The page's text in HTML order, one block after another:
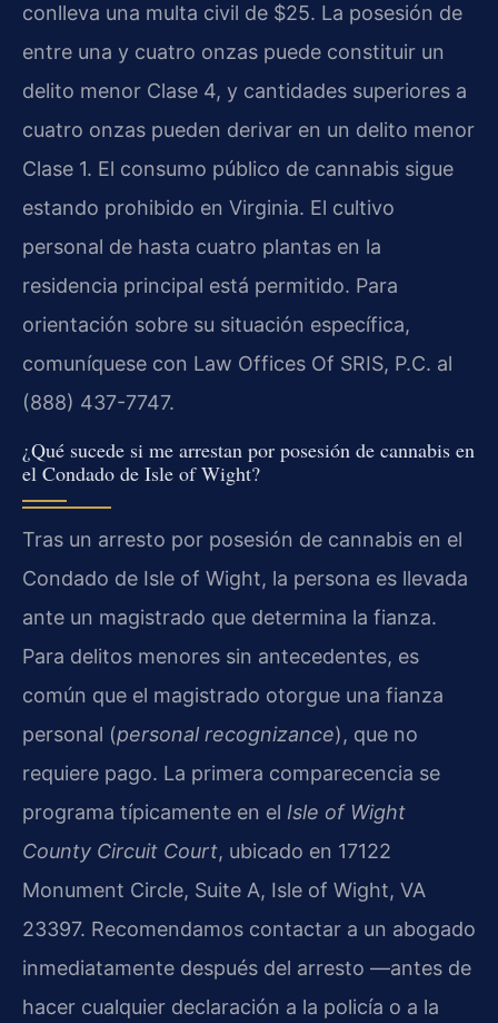
conlleva una multa civil de $25. La posesión de
entre una y cuatro onzas puede constituir un
delito menor Clase 4, y cantidades superiores a
cuatro onzas pueden derivar en un delito menor
Clase 1. El consumo público de cannabis sigue
estando prohibido en Virginia. El cultivo
personal de hasta cuatro plantas en la
residencia principal está permitido. Para
orientación sobre su situación específica,
comuníquese con Law Offices Of SRIS, P.C. al
(888) 437-7747.
¿Qué sucede si me arrestan por posesión de cannabis en
el Condado de Isle of Wight?
Tras un arresto por posesión de cannabis en el
Condado de Isle of Wight, la persona es llevada
ante un magistrado que determina la fianza.
Para delitos menores sin antecedentes, es
común que el magistrado otorgue una fianza
personal (personal recognizance), que no
requiere pago. La primera comparecencia se
programa típicamente en el Isle of Wight
County Circuit Court, ubicado en 17122
Monument Circle, Suite A, Isle of Wight, VA
23397. Recomendamos contactar a un abogado
inmediatamente después del arresto —antes de
hacer cualquier declaración a la policía o a la